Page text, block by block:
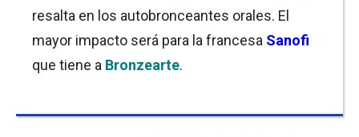
resalta en los autobronceantes orales. El
mayor impacto será para la francesa Sanofi
que tiene a Bronzearte.